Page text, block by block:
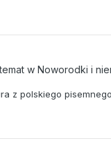
w Noworodki i
z polskiego